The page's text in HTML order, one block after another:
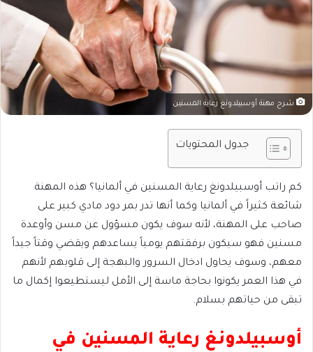
شرح مهنة أوسبيلدونغ رعاية المسنين
جدول المحتويات
كم راتب أوسبيلدونغ رعاية المسنين في ألمانيا؟ هذه المهنة
شائعة كثيراً في ألمانيا وكما أنها تدر بمر دود مادي كبير على
صاحب على المهنة، لأنه سوف يكون مسؤول عن مسن وأوعدة
مسنين فهو سيكون برفقتهم يومياً يساعدهم ويقضي وقتاً جيداً
معهم، وسوف يحاول ادخال السرور والبهجة إلى قلوبهم لأنهم
في هذا العمر يكونوا بحاجة ماسة إلى الأمل ليستطيعوا إكمال ما
تبقى من حياتهم بسلام.
أوسبيلدونغ رعاية المسنين في